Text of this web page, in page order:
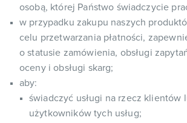
osobą, której Państwo świadczycie
w przypadku zakupu naszych
celu przetwarzania płatności,
o statusie zamówienia, obsługi
oceny i obsługi skarg;
aby:
świadczyć usługi na rzecz klientów
użytkowników tych usług;